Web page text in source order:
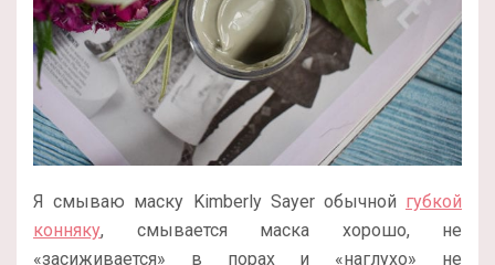
Я смываю маску Kimberly Sayer обычной губкой
конняку, смывается маска хорошо, не
«засиживается» в порах и «наглухо» не